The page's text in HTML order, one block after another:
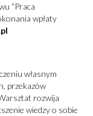
“Praca
wpłaty
własnym
przekazów
rozwija
wiedzy o sobie